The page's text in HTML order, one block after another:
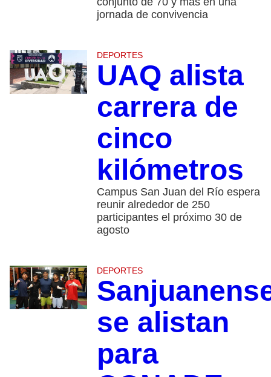
jornada de convivencia
DEPORTES
UAQ alista
carrera de
cinco
kilómetros
Campus San Juan del Río espera
reunir alrededor de 250
participantes el próximo 30 de
agosto
DEPORTES
se alistan
para